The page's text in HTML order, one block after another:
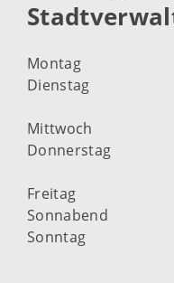
Montag
Dienstag
Mittwoch
Donnerstag
Freitag
Sonnabend
Sonntag